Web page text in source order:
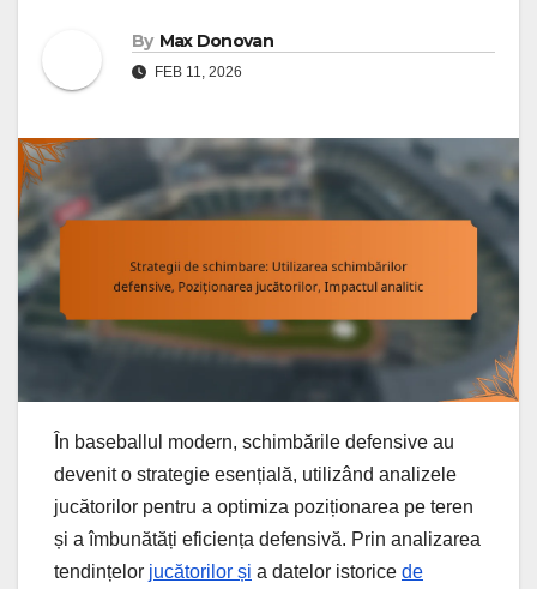
By Max Donovan
FEB 11, 2026
În baseballul modern, schimbările defensive au
devenit o strategie esențială, utilizând analizele
jucătorilor pentru a optimiza poziționarea pe teren
și a îmbunătăți eficiența defensivă. Prin analizarea
tendințelor jucătorilor și a datelor istorice de